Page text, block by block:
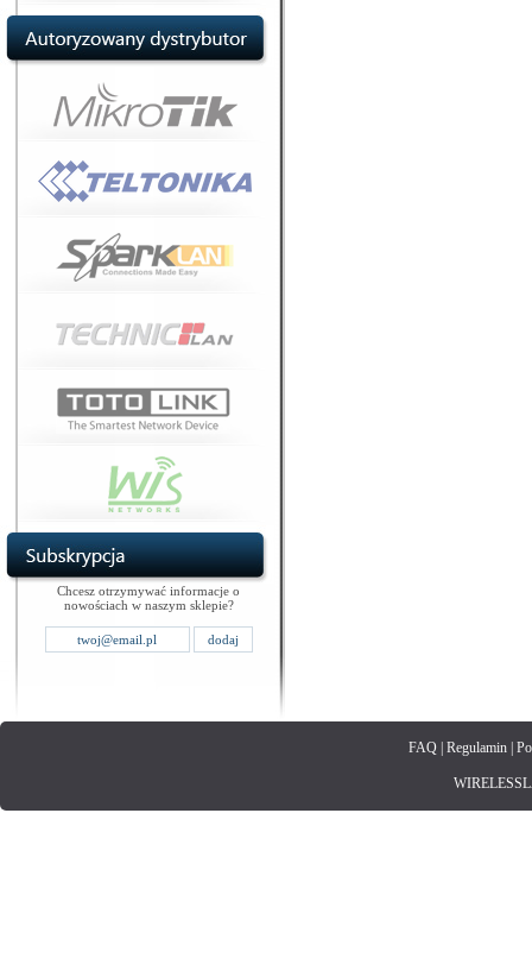
Chcesz otrzymywać informacje o
nowościach w naszym sklepie?
FAQ| Regulamin|